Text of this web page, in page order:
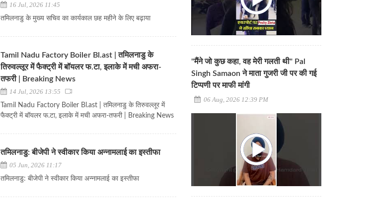
16 Jul, 2026 11:45
तमिलनाडु के मुख्य सचिव का कार्यकाल छह महीने के लिए बढ़ाया
Tamil Nadu Factory Boiler Bl.ast | तमिलनाडु के
तिरुवल्लूर में फैक्ट्री में बॉयलर फ.टा, इलाके में मची अफरा-
तफरी | Breaking News
14 Jul, 2026 13:55
Tamil Nadu Factory Boiler Bl.ast | तमिलनाडु के तिरुवल्लूर में
फैक्ट्री में बॉयलर फ.टा, इलाके में मची अफरा-तफरी | Breaking News
तमिलनाडु: बीजेपी ने स्वीकार किया अन्नामलाई का इस्तीफा
05 Jun, 2026 11:17
तमिलनाडु: बीजेपी ने स्वीकार किया अन्नामलाई का इस्तीफा
"मैंने जो कुछ कहा, वह मेरी गलती थी" Pal
Singh Samaon ने माता गुजरी जी पर की गई
टिप्पणी पर माफी मांगी
06 Aug, 2026 12:39 PM